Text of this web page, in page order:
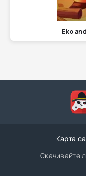
Eko
Карта
Скачивайте